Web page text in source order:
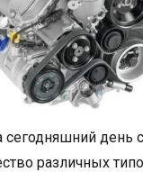
сегодняшний день
различных